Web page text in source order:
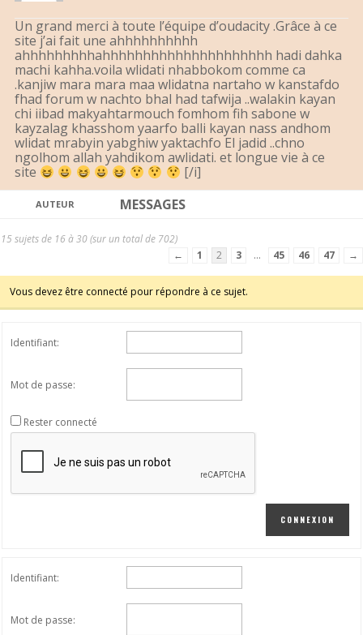
Un grand merci à toute l’équipe d’oudacity .Grâce à ce
site j’ai fait une ahhhhhhhhhh
ahhhhhhhhhahhhhhhhhhhhhhhhhhhhhh hadi dahka
machi kahha.voila wlidati nhabbokom comme ca
.kanjiw mara mara maa wlidatna nartaho w kanstafdo
fhad forum w nachto bhal had tafwija ..walakin kayan
chi iibad makyahtarmouch fomhom fih sabone w
kayzalag khasshom yaarfo balli kayan nass andhom
wlidat mrabyin yabghiw yaktachfo El jadid ..chno
ngolhom allah yahdikom awlidati. et longue vie à ce
site
[/i]
AUTEUR MESSAGES
15 sujets de 16 à 30 (sur un total de 702)
←
1 2 3 … 45 46 47 →
Vous devez être connecté pour répondre à ce sujet.
Identifiant:
Mot de passe:
Rester connecté
CONNEXION
Identifiant:
Mot de passe: